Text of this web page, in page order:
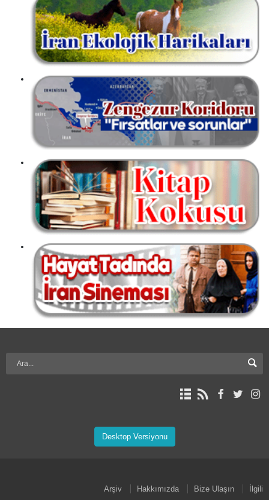
Desktop Versiyonu
Arşiv Hakkımızda Bize Ulaşın İlgili